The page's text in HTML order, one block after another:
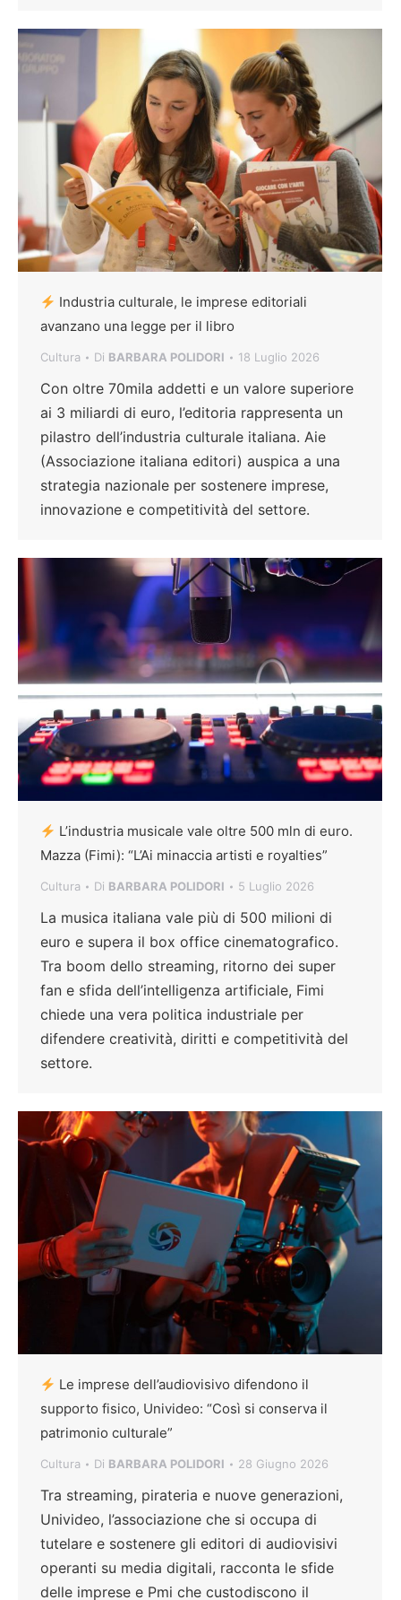
Industria culturale, le imprese editoriali
avanzano una legge per il libro
Cultura Di BARBARA POLIDORI 18 Luglio 2026
Con oltre 70mila addetti e un valore superiore
ai 3 miliardi di euro, l’editoria rappresenta un
pilastro dell’industria culturale italiana. Aie
(Associazione italiana editori) auspica a una
strategia nazionale per sostenere imprese,
innovazione e competitività del settore.
L’industria musicale vale oltre 500 mln di euro.
Mazza (Fimi): “L’Ai minaccia artisti e royalties”
Cultura Di BARBARA POLIDORI 5 Luglio 2026
La musica italiana vale più di 500 milioni di
euro e supera il box office cinematografico.
Tra boom dello streaming, ritorno dei super
fan e sfida dell’intelligenza artificiale, Fimi
chiede una vera politica industriale per
difendere creatività, diritti e competitività del
settore.
Le imprese dell’audiovisivo difendono il
supporto fisico, Univideo: “Così si conserva il
patrimonio culturale”
Cultura Di BARBARA POLIDORI 28 Giugno 2026
Tra streaming, pirateria e nuove generazioni,
Univideo, l’associazione che si occupa di
tutelare e sostenere gli editori di audiovisivi
operanti su media digitali, racconta le sfide
delle imprese e Pmi che custodiscono il